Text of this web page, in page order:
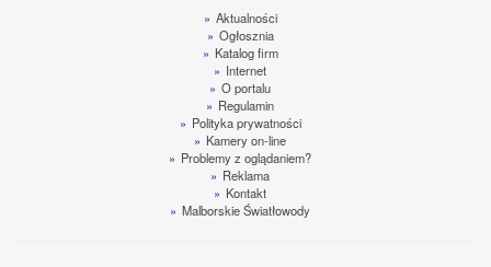
» Aktualności
» Ogłosznia
» Katalog firm
» Internet
» O portalu
» Regulamin
» Polityka prywatności
» Kamery on-line
» Problemy z oglądaniem?
» Reklama
» Kontakt
» Malborskie Światłowody